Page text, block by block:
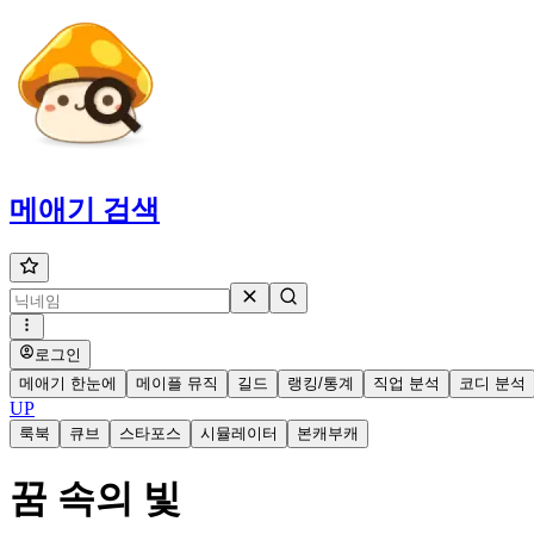
메애기 검색
로그인
메애기 한눈에
메이플 뮤직 길드 랭킹/통계 직업 분석 코디 분석
UP
룩북 큐브 스타포스 시뮬레이터 본캐부캐
꿈 속의 빛